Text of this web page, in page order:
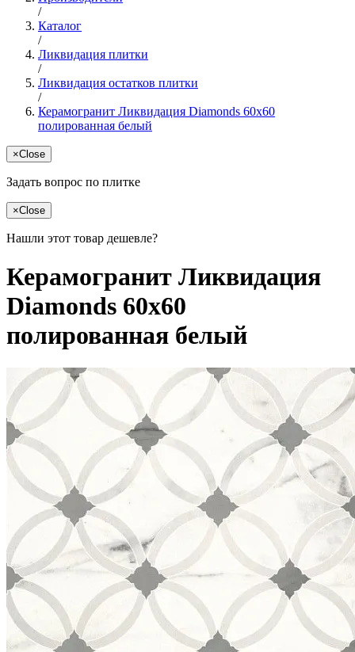
/
Каталог
/
Ликвидация плитки
/
Ликвидация остатков плитки
/
Керамогранит Ликвидация Diamonds 60x60
полированная белый
×Close
Задать вопрос по плитке
×Close
Нашли этот товар дешевле?
Керамогранит Ликвидация
Diamonds 60x60
полированная белый